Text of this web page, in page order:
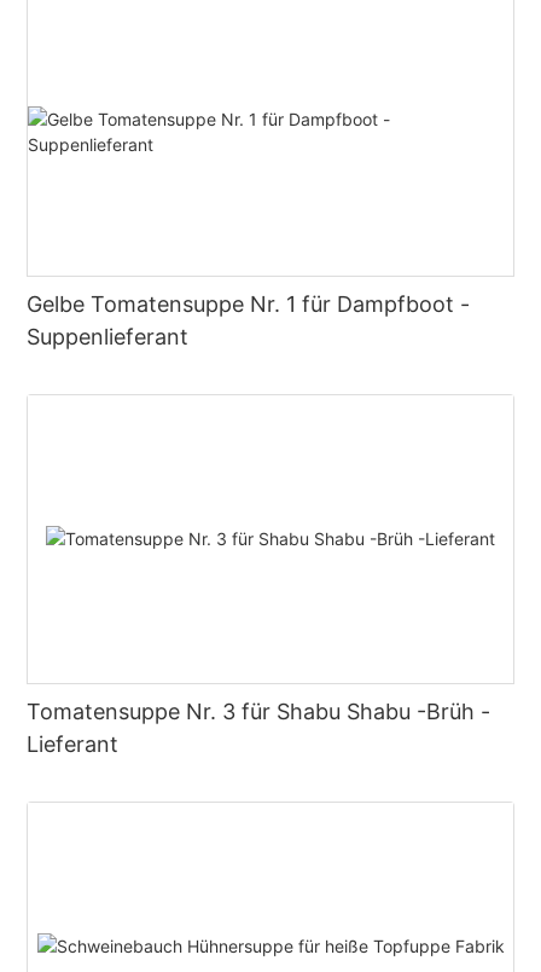
Gelbe Tomatensuppe Nr. 1 für Dampfboot -
Suppenlieferant
Tomatensuppe Nr. 3 für Shabu Shabu -Brüh -
Lieferant